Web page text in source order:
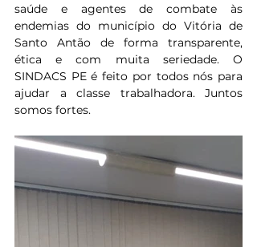
saúde e agentes de combate às
endemias do município do Vitória de
Santo Antão de forma transparente,
ética e com muita seriedade. O
SINDACS PE é feito por todos nós para
ajudar a classe trabalhadora. Juntos
somos fortes.